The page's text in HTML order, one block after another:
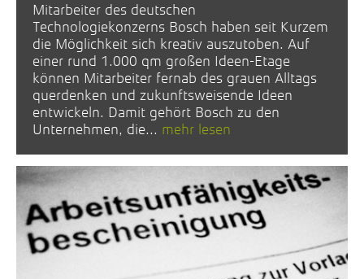
Mitarbeiter des deutschen
Technologiekonzerns Bosch haben seit Kurzem
die Möglichkeit sich kreativ auszutoben. Auf
einer rund 1.000 qm großen Ideen-Etage
können Mitarbeiter fernab des grauen Alltags
querdenken und zukunftsweisende Ideen
entwickeln. Damit gehört Bosch zu den
Unternehmen, die... mehr lesen